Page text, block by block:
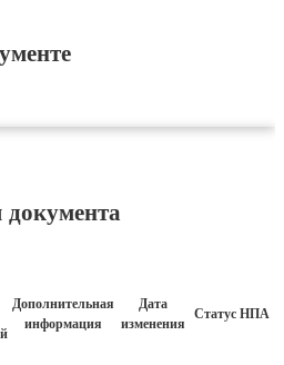
Дополнительная
информация
Дата
изменения Статус НПА